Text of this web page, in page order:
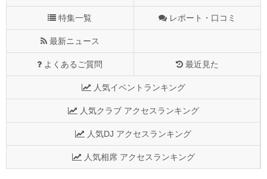
特集一覧 レポート・口コミ
最新ニュース
よくあるご質問 最近見た
人気イベントランキング
人気クラブ アクセスランキング
人気DJ アクセスランキング
人気相席 アクセスランキング